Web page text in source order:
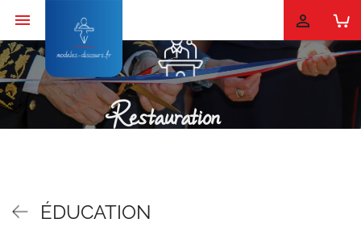
 
Restauration
ÉDUCATION